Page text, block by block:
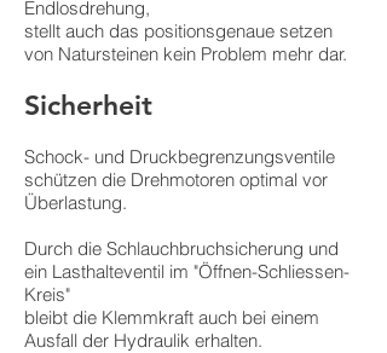
Endlosdrehung,
stellt auch das positionsgenaue setzen
von Natursteinen kein Problem mehr dar.
Sicherheit
Schock- und Druckbegrenzungsventile
schützen die Drehmotoren optimal vor
Überlastung.
Durch die Schlauchbruchsicherung und
ein Lasthalteventil im "Öffnen-Schliessen-
Kreis"
bleibt die Klemmkraft auch bei einem
Ausfall der Hydraulik erhalten.